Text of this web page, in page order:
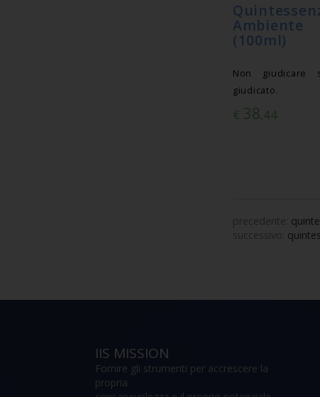
(100ml)
Non
giudicato.
€ 38,44
precedente:
successivo:
IIS MISSION
Fornire gli strumenti per accrescere la
propria